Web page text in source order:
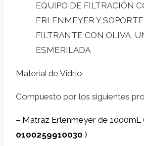
EQUIPO DE FILTRACIÓN
ERLENMEYER Y SOPORTE
FILTRANTE CON OLIVA,
ESMERILADA
Material de Vidrio
Compuesto por los siguientes
– Matraz Erlenmeyer de 1000mL
0100259910030 )